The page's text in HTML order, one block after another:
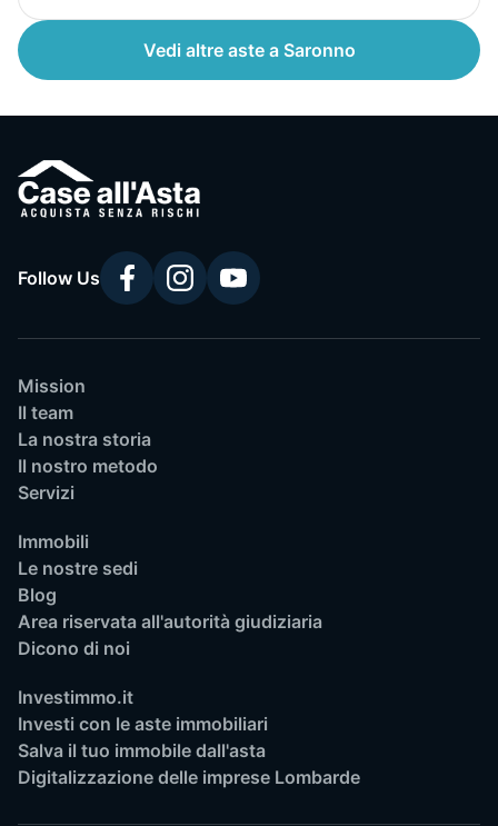
Vedi altre aste a Saronno
Follow Us
Mission
Il team
La nostra storia
Il nostro metodo
Servizi
Immobili
Le nostre sedi
Blog
Area riservata all'autorità giudiziaria
Dicono di noi
Investimmo.it
Investi con le aste immobiliari
Salva il tuo immobile dall'asta
Digitalizzazione delle imprese Lombarde